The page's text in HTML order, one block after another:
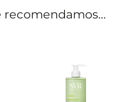
recomendamos…